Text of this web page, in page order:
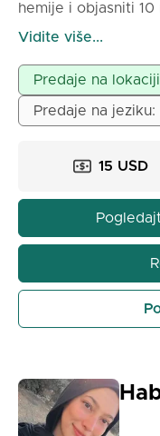
hemije i objasniti 10
Takođe ćemo
vam ovaj članak
njenu važnost.^_^
Vidite više...
Predaje na
Predaje na
15 USD